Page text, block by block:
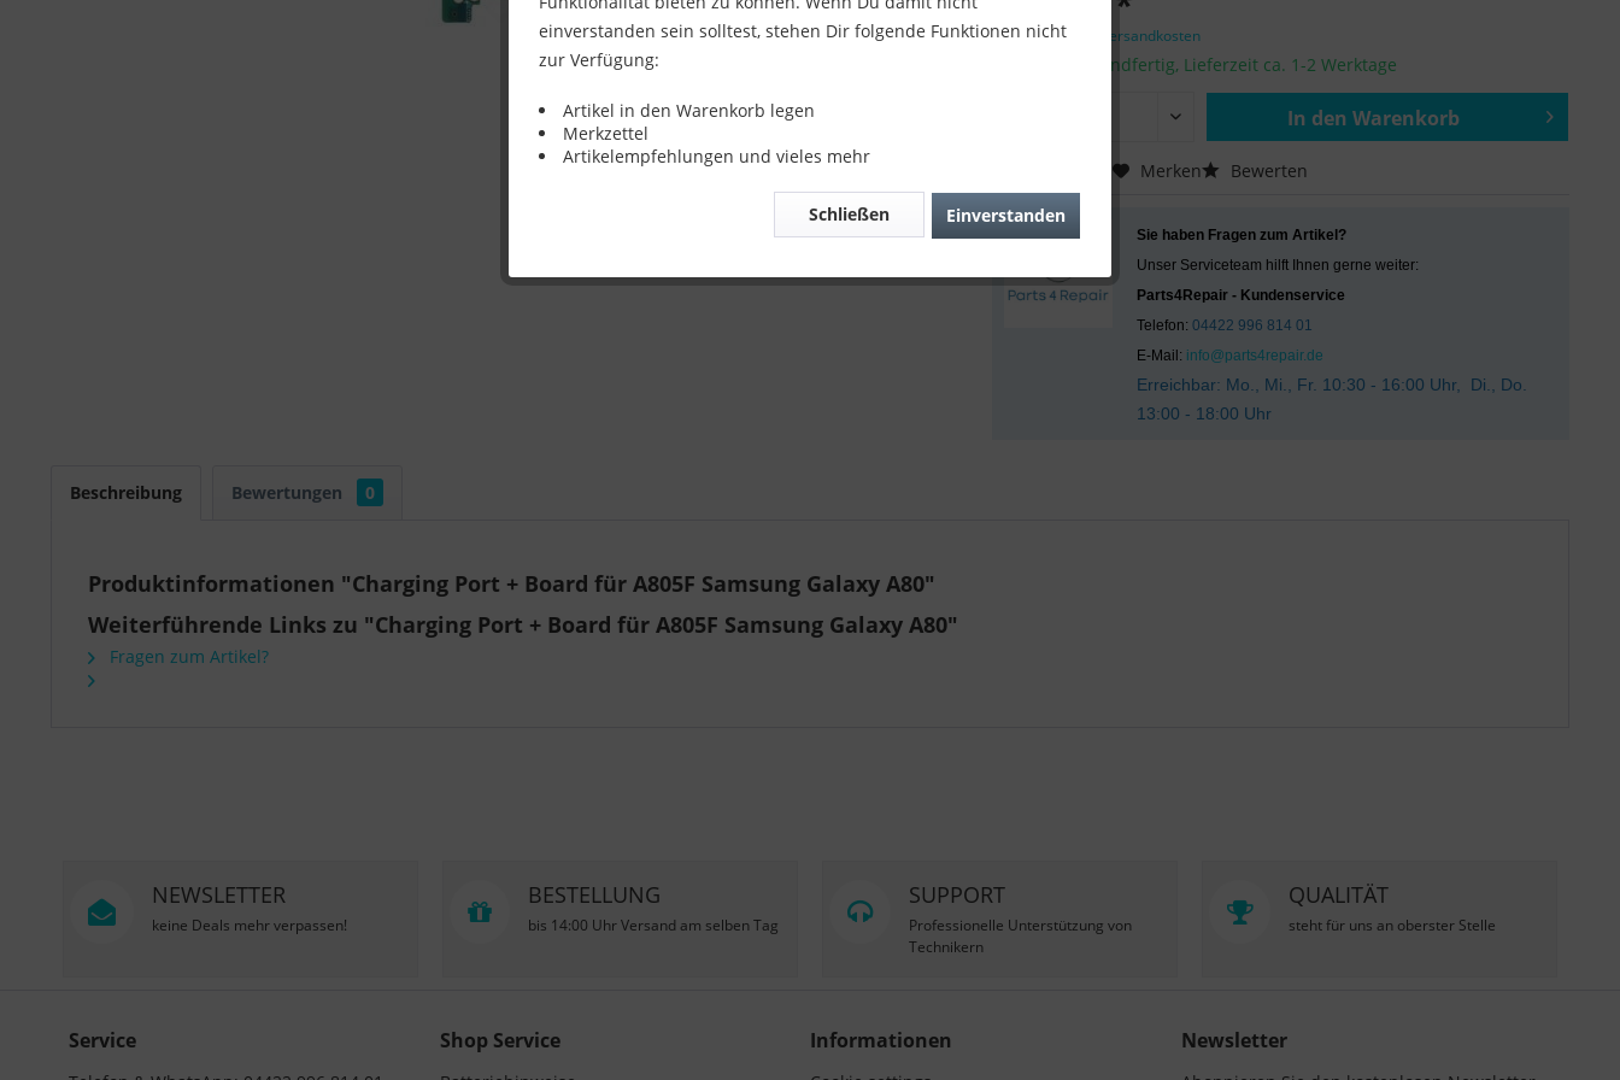
inkl. MwSt. zzgl. Versandkosten
Sofort versandfertig, Lieferzeit ca. 1-2 Werktage
In den Warenkorb
Vergleichen Merken Bewerten
Sie haben Fragen zum Artikel?
Unser Serviceteam hilft Ihnen gerne weiter:
Parts4Repair - Kundenservice
Telefon:04422 996 814 01
E-Mail: info@parts4repair.de
Erreichbar: Mo., Mi., Fr. 10:30 - 16:00 Uhr, Di., Do.
13:00 - 18:00 Uhr
Beschreibung Bewertungen 0
Produktinformationen "Charging Port + Board für A805F Samsung Galaxy A80"
Weiterführende Links zu "Charging Port + Board für A805F Samsung Galaxy A80"
Fragen zum Artikel?
NEWSLETTER
keine Deals mehr verpassen!
BESTELLUNG
bis 14:00 Uhr Versand am selben Tag
SUPPORT
Professionelle Unterstützung von
Technikern
QUALITÄT
steht für uns an oberster Stelle
Service Shop Service Informationen Newsletter
einverstanden sein solltest, stehen Dir folgende Funktionen nicht
zur Verfügung:
Artikel in den Warenkorb legen
Merkzettel
Artikelempfehlungen und vieles mehr
Einverstanden
Schließen